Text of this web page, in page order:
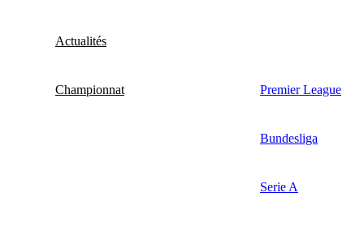
Actualités
Championnat Premier League
Bundesliga
Serie A